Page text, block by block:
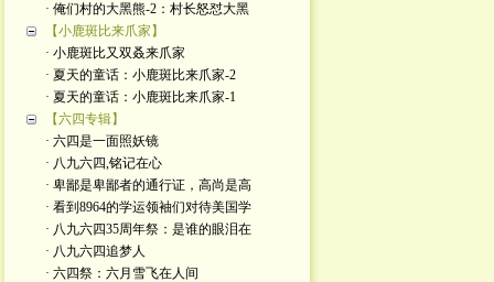
· 俺们村的大黑熊-2：村长怒怼大黑
【小鹿斑比来爪家】
· 小鹿斑比又双叒来爪家
· 夏天的童话：小鹿斑比来爪家-2
· 夏天的童话：小鹿斑比来爪家-1
【六四专辑】
· 六四是一面照妖镜
· 八九六四,铭记在心
· 卑鄙是卑鄙者的通行证，高尚是高
· 看到8964的学运领袖们对待美国学
· 八九六四35周年祭：是谁的眼泪在
· 八九六四追梦人
· 六四祭：六月雪飞在人间